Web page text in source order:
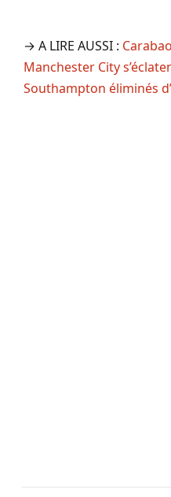
→ A LIRE AUSSI :
Manchester City
Southampton éliminés